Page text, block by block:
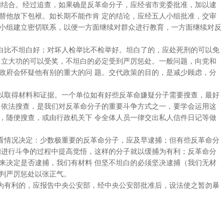
合。经过追查，如果确是反革命分子，应经省市党委批准，加以逮
他放下包袱。如长期不能作肯 定的结论，应经五人小组批准，交审
组建立密切联系，以便一方面继续对群众进行教育，一方面继续对反
不坦白好；对坏人检举比不检举好。坦白了的，应处死刑的可以免
大功的可以受奖，不坦白的必定受到严厉惩处。一般问题，向党和
府会怀疑他有别的重大的问 题。交代政策的目的，是减少顾虑，分
得材料和证据。一个单位如有好些反革命嫌疑分子需要搜查，最好
法搜查，是我们对反革命分子的重要斗争方式之一，要学会运用这
随便搜查，或由行政机关下 令全体人员一律交出私人信件日记等做
况决定：少数极重要的反革命分子，应及早逮捕；但有些反革命分
行斗争的过程中提高觉悟，这样的分子就以缓捕为有利；反革命分
决定是否逮捕，我们有材料 但坚不坦白的必须坚决逮捕（我们无材
严厉惩处以张正气。
利的，应报告中央公安部，经中央公安部批准后，设法使之暂勿暴